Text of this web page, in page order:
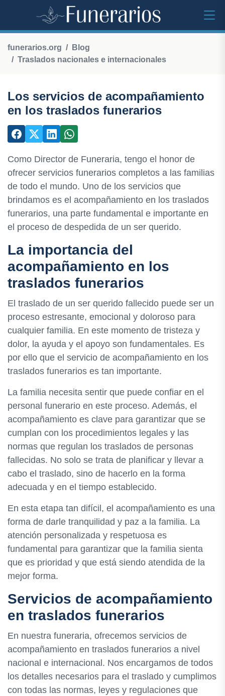
funerarios.org
Blog
Traslados nacionales e internacionales
Los servicios de acompañamiento
en los traslados funerarios
Como Director de Funeraria, tengo el honor de
ofrecer servicios funerarios completos a las familias
de todo el mundo. Uno de los servicios que
brindamos es el acompañamiento en los traslados
funerarios, una parte fundamental e importante en
el proceso de despedida de un ser querido.
La importancia del
acompañamiento en los
traslados funerarios
El traslado de un ser querido fallecido puede ser un
proceso estresante, emocional y doloroso para
cualquier familia. En este momento de tristeza y
dolor, la ayuda y el apoyo son fundamentales. Es
por ello que el servicio de acompañamiento en los
traslados funerarios es tan importante.
La familia necesita sentir que puede confiar en el
personal funerario en este proceso. Además, el
acompañamiento es clave para garantizar que se
cumplan con los procedimientos legales y las
normas que regulan los traslados de personas
fallecidas. No solo se trata de planificar y llevar a
cabo el traslado, sino de hacerlo en la forma
adecuada y en el tiempo establecido.
En esta etapa tan difícil, el acompañamiento es una
forma de darle tranquilidad y paz a la familia. La
atención personalizada y respetuosa es
fundamental para garantizar que la familia sienta
que es prioridad y que está siendo atendida de la
mejor forma.
Servicios de acompañamiento
en traslados funerarios
En nuestra funeraria, ofrecemos servicios de
acompañamiento en traslados funerarios a nivel
nacional e internacional. Nos encargamos de todos
los detalles necesarios para el traslado y cumplimos
con todas las normas, leyes y regulaciones que